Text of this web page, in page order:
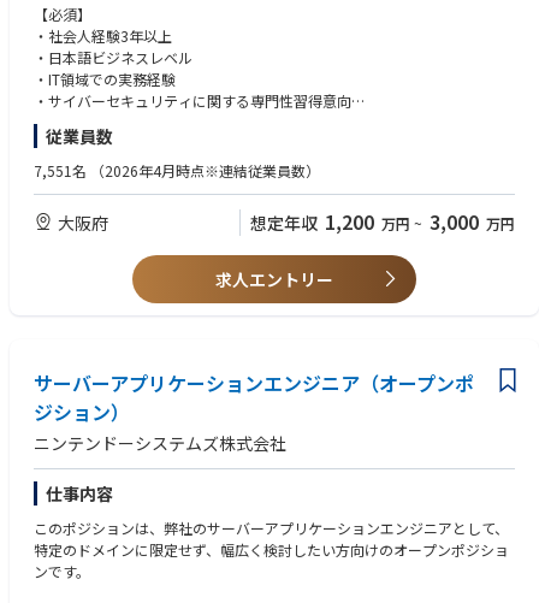
■職務内容
クライアントが直面する、サイバーセキュリティに関するリスクの把握か
ら戦略構築、実行支援までのご支援を一気通貫で行っていただきます。
リスク把握・評価：セキュリティ・リスクアセスメント、セキュリティリ
スクの可視化、脆弱性診断・ペネトレーションテスト・TLTP実施 等
セキュリティ戦略立案： セキュリティ高度化施策の企画、戦略実現ロード
セキュリティ強化・運用・改善支援：セキュリティガバナンス強化、レッ
S・ミドルウェアセキュリティ設計支援 等
AIの悪用により攻撃は低コスト・高頻度化。単体製品では限界があり、侵
入前提の検知・対応力が競争力を左右。
・クラウド前提で統制が不足：境界型防御だけでは不十分となり、ID/権
限、ログ、設定不備を起点とするリスクが増大。技術とガバナンスの再設
計が必要。
・規制/顧客要求で説明責任が拡大：規制対応や取引先要求、開示厳格化
により、実施内容と水準を説明できる体制が不可欠。セキュリティは経営
管理テーマへ。
・人材不足と運用疲弊：アラート過多、ツール乱立、属人化でSOC運用が
疲弊。プロセス・自動化・組織設計を含む運用モデル刷新が急務。
【必須】
・社会人経験3年以上
・日本語ビジネスレベル
・IT領域での実務経験
・サイバーセキュリティに関する専門性習得意向
【歓迎】
・EH/CISSP/OSCP/OSWE/CRTO/GPEN/CCSP/
・CISA/CISM/CRISC 等情報セキュリティやITリスクマネジメントに関する
資格保有
・サイバーセキュリティ戦略・ポリシー策定やガバナンス体制整備の支援
・セキュリティ製品の導入・運用経験、CSIRT/SOC業務の経験
従業員数
7,551名 （2026年4月時点※連結従業員数）
大阪府 想定年収 1,200 万円 ~ 3,000 万円
求人エントリー
サーバーアプリケーションエンジニア（オープンポ
ジション）
ニンテンドーシステムズ株式会社
仕事内容
このポジションは、弊社のサーバーアプリケーションエンジニアとして、
特定のドメインに限定せず、幅広く検討したい方向けのオープンポジショ
ンです。